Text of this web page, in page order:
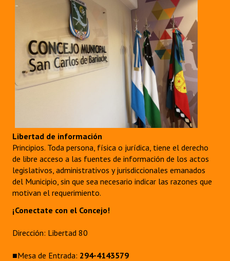
Libertad de información
Principios. Toda persona, física o jurídica, tiene el derecho
de libre acceso a las fuentes de información de los actos
legislativos, administrativos y jurisdiccionales emanados
del Municipio, sin que sea necesario indicar las razones que
motivan el requerimiento.
¡Conectate con el Concejo!
Dirección: Libertad 80
■Mesa de Entrada: 294-4143579